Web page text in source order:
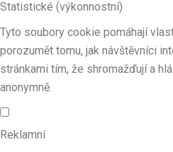
Statistické (výkonnostní)
Tyto soubory cookie pomáhají
porozumět tomu, jak návštěvníci
stránkami tím, že shromažďují a
anonymně.
Reklamní